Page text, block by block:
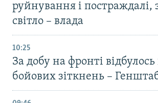
руйнування і постраждалі,
світло – влада
10:25
За добу на фронті
бойових зіткнень –